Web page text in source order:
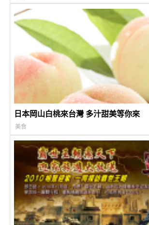
日本岡山白桃來台灣 多汁甜美等你來
美食